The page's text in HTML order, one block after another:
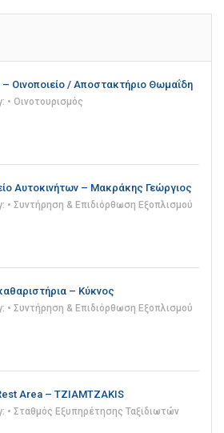
– Οινοποιείο / Αποστακτήριο Θωμαΐδη
• Οινοτουρισμός
Αυτοκινήτων – Μακράκης Γεώργιος
• Συντήρηση & Επιδιόρθωση Εξοπλισμού
– Κύκνος
• Συντήρηση & Επιδιόρθωση Εξοπλισμού
Area – TZIAMTZAKIS
• Σταθμός Εξυπηρέτησης Ταξιδιωτών